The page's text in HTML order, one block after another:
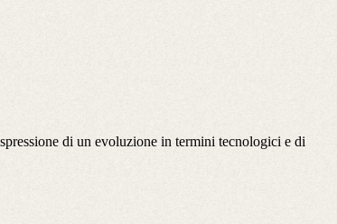
di un evoluzione in termini tecnologici e di